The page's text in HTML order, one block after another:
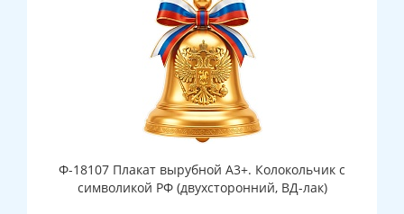
Ф-18107 Плакат вырубной А3+. Колокольчик с
символикой РФ (двухсторонний, ВД-лак)